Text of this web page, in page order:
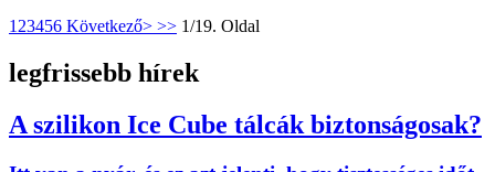
1 23456 Következő> >> 1/19. Oldal
legfrissebb hírek
A szilikon Ice Cube tálcák biztonságosak?